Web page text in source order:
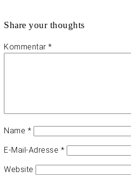
Share your thoughts
Kommentar *
Name *
E-Mail-Adresse *
Website